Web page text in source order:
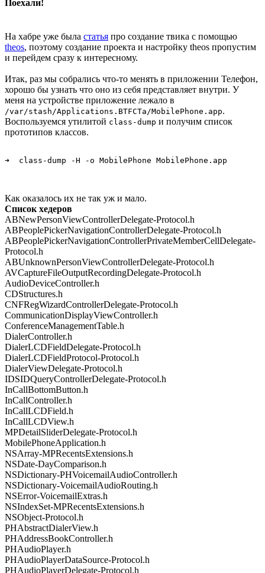
Поехали!
На хабре уже была статья про создание твика с помощью
theos, поэтому создание проекта и настройку theos пропустим
и перейдем сразу к интересному.
Итак, раз мы собрались что-то менять в приложении Телефон,
хорошо бы узнать что оно из себя представляет внутри. У
меня на устройстве приложение лежало в
/var/stash/Applications.BTFCTa/MobilePhone.app.
Воспользуемся утилитой class-dump и получим список
прототипов классов.
Как оказалось их не так уж и мало.
Список хедеров
ABNewPersonViewControllerDelegate-Protocol.h
ABPeoplePickerNavigationControllerDelegate-Protocol.h
ABPeoplePickerNavigationControllerPrivateMemberCellDelegate-
Protocol.h
ABUnknownPersonViewControllerDelegate-Protocol.h
AVCaptureFileOutputRecordingDelegate-Protocol.h
AudioDeviceController.h
CDStructures.h
CNFRegWizardControllerDelegate-Protocol.h
CommunicationDisplayViewController.h
ConferenceManagementTable.h
DialerController.h
DialerLCDFieldDelegate-Protocol.h
DialerLCDFieldProtocol-Protocol.h
DialerViewDelegate-Protocol.h
IDSIDQueryControllerDelegate-Protocol.h
InCallBottomButton.h
InCallController.h
InCallLCDField.h
InCallLCDView.h
MPDetailSliderDelegate-Protocol.h
MobilePhoneApplication.h
NSArray-MPRecentsExtensions.h
NSDate-DayComparison.h
NSDictionary-PHVoicemailAudioController.h
NSDictionary-VoicemailAudioRouting.h
NSError-VoicemailExtras.h
NSIndexSet-MPRecentsExtensions.h
NSObject-Protocol.h
PHAbstractDialerView.h
PHAddressBookController.h
PHAudioPlayer.h
PHAudioPlayerDataSource-Protocol.h
PHAudioPlayerDelegate-Protocol.h